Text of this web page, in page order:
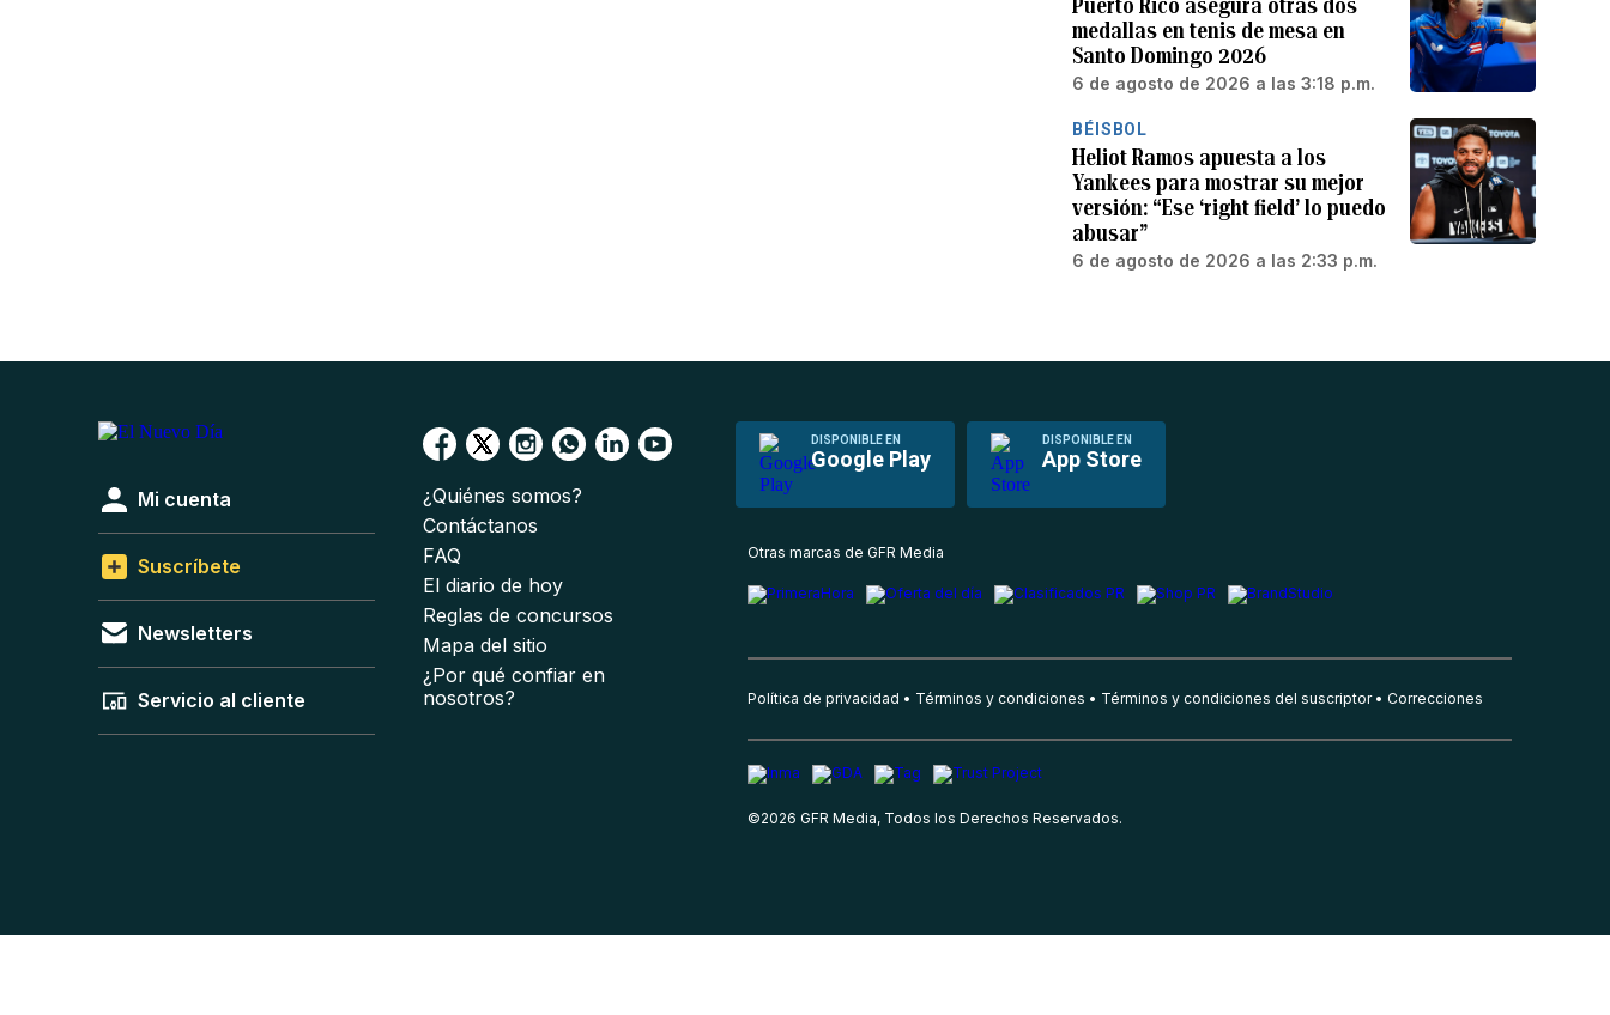
Puerto Rico asegura otras dos
medallas en tenis de mesa en
Santo Domingo 2026
6 de agosto de 2026 a las 3:18 p.m.
BÉISBOL
Heliot Ramos apuesta a los
Yankees para mostrar su mejor
versión: “Ese ‘right field’ lo puedo
abusar”
6 de agosto de 2026 a las 2:33 p.m.
DISPONIBLE EN
Google Play
DISPONIBLE EN
App Store
Mi cuenta
Suscríbete
Newsletters
Servicio al cliente
¿Quiénes somos?
Contáctanos
FAQ
El diario de hoy
Reglas de concursos
Mapa del sitio
¿Por qué confiar en
nosotros?
Otras marcas de GFR Media
Política de privacidad Términos y condiciones Términos y condiciones del suscriptor Correcciones
©2026 GFR Media, Todos los Derechos Reservados.